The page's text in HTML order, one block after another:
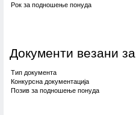
Рок за подношење понуда
Документи везани за
Тип документа
Конкурсна документација
Позив за подношење понуда